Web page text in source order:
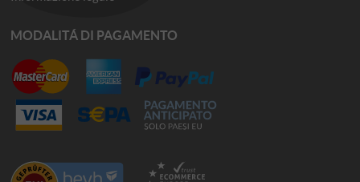
MODALITÁ DI PAGAMENTO